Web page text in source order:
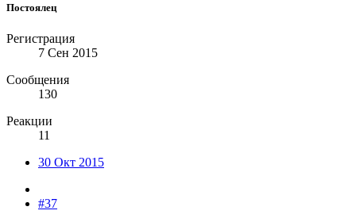
Постоялец
Регистрация
7 Сен 2015
Сообщения
130
Реакции
11
30 Окт 2015
#37